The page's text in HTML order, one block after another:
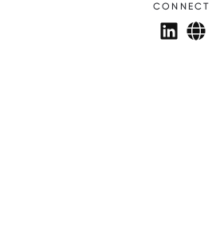
CONNECT